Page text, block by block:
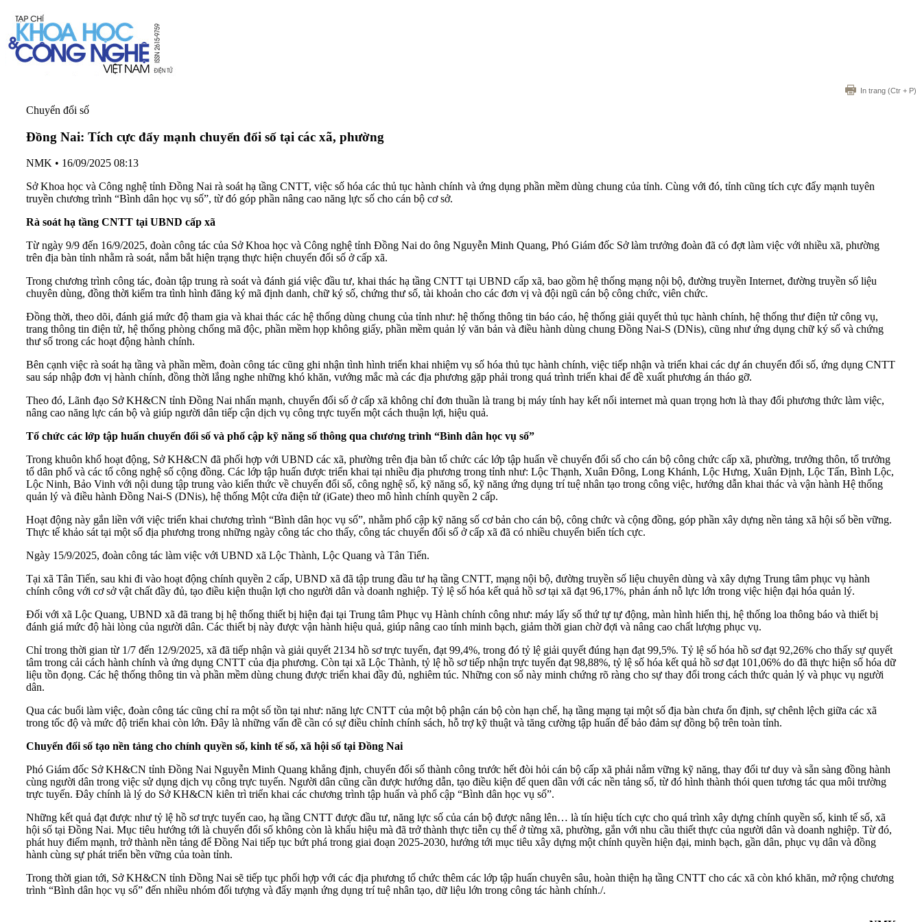
In trang (Ctr + P)
Chuyển đổi số
Đồng Nai: Tích cực đẩy mạnh chuyển đổi số tại các xã, phường
NMK • 16/09/2025 08:13
Sở Khoa học và Công nghệ tỉnh Đồng Nai rà soát hạ tầng CNTT, việc số hóa các thủ tục hành chính và ứng dụng phần mềm dùng chung của tỉnh. Cùng với đó, tỉnh cũng tích cực đẩy mạnh tuyên
truyền chương trình “Bình dân học vụ số”, từ đó góp phần nâng cao năng lực số cho cán bộ cơ sở.
Rà soát hạ tầng CNTT tại UBND cấp xã
Từ ngày 9/9 đến 16/9/2025, đoàn công tác của Sở Khoa học và Công nghệ tỉnh Đồng Nai do ông Nguyễn Minh Quang, Phó Giám đốc Sở làm trưởng đoàn đã có đợt làm việc với nhiều xã, phường
trên địa bàn tỉnh nhằm rà soát, nắm bắt hiện trạng thực hiện chuyển đổi số ở cấp xã.
Trong chương trình công tác, đoàn tập trung rà soát và đánh giá việc đầu tư, khai thác hạ tầng CNTT tại UBND cấp xã, bao gồm hệ thống mạng nội bộ, đường truyền Internet, đường truyền số liệu
chuyên dùng, đồng thời kiểm tra tình hình đăng ký mã định danh, chữ ký số, chứng thư số, tài khoản cho các đơn vị và đội ngũ cán bộ công chức, viên chức.
Đồng thời, theo dõi, đánh giá mức độ tham gia và khai thác các hệ thống dùng chung của tỉnh như: hệ thống thông tin báo cáo, hệ thống giải quyết thủ tục hành chính, hệ thống thư điện tử công vụ,
trang thông tin điện tử, hệ thống phòng chống mã độc, phần mềm họp không giấy, phần mềm quản lý văn bản và điều hành dùng chung Đồng Nai-S (DNis), cũng như ứng dụng chữ ký số và chứng
thư số trong các hoạt động hành chính.
Bên cạnh việc rà soát hạ tầng và phần mềm, đoàn công tác cũng ghi nhận tình hình triển khai nhiệm vụ số hóa thủ tục hành chính, việc tiếp nhận và triển khai các dự án chuyển đổi số, ứng dụng CNTT
sau sáp nhập đơn vị hành chính, đồng thời lắng nghe những khó khăn, vướng mắc mà các địa phương gặp phải trong quá trình triển khai để đề xuất phương án tháo gỡ.
Theo đó, Lãnh đạo Sở KH&CN tỉnh Đồng Nai nhấn mạnh, chuyển đổi số ở cấp xã không chỉ đơn thuần là trang bị máy tính hay kết nối internet mà quan trọng hơn là thay đổi phương thức làm việc,
nâng cao năng lực cán bộ và giúp người dân tiếp cận dịch vụ công trực tuyến một cách thuận lợi, hiệu quả.
Tổ chức các lớp tập huấn chuyển đổi số và phổ cập kỹ năng số thông qua chương trình “Bình dân học vụ số”
Trong khuôn khổ hoạt động, Sở KH&CN đã phối hợp với UBND các xã, phường trên địa bàn tổ chức các lớp tập huấn về chuyển đổi số cho cán bộ công chức cấp xã, phường, trưởng thôn, tổ trưởng
tổ dân phố và các tổ công nghệ số cộng đồng. Các lớp tập huấn được triển khai tại nhiều địa phương trong tỉnh như: Lộc Thạnh, Xuân Đông, Long Khánh, Lộc Hưng, Xuân Định, Lộc Tấn, Bình Lộc,
Lộc Ninh, Bảo Vinh với nội dung tập trung vào kiến thức về chuyển đổi số, công nghệ số, kỹ năng số, kỹ năng ứng dụng trí tuệ nhân tạo trong công việc, hướng dẫn khai thác và vận hành Hệ thống
quản lý và điều hành Đồng Nai-S (DNis), hệ thống Một cửa điện tử (iGate) theo mô hình chính quyền 2 cấp.
Hoạt động này gắn liền với việc triển khai chương trình “Bình dân học vụ số”, nhằm phổ cập kỹ năng số cơ bản cho cán bộ, công chức và cộng đồng, góp phần xây dựng nền tảng xã hội số bền vững.
Thực tế khảo sát tại một số địa phương trong những ngày công tác cho thấy, công tác chuyển đổi số ở cấp xã đã có nhiều chuyển biến tích cực.
Ngày 15/9/2025, đoàn công tác làm việc với UBND xã Lộc Thành, Lộc Quang và Tân Tiến.
Tại xã Tân Tiến, sau khi đi vào hoạt động chính quyền 2 cấp, UBND xã đã tập trung đầu tư hạ tầng CNTT, mạng nội bộ, đường truyền số liệu chuyên dùng và xây dựng Trung tâm phục vụ hành
chính công với cơ sở vật chất đầy đủ, tạo điều kiện thuận lợi cho người dân và doanh nghiệp. Tỷ lệ số hóa kết quả hồ sơ tại xã đạt 96,17%, phản ánh nỗ lực lớn trong việc hiện đại hóa quản lý.
Đối với xã Lộc Quang, UBND xã đã trang bị hệ thống thiết bị hiện đại tại Trung tâm Phục vụ Hành chính công như: máy lấy số thứ tự tự động, màn hình hiển thị, hệ thống loa thông báo và thiết bị
đánh giá mức độ hài lòng của người dân. Các thiết bị này được vận hành hiệu quả, giúp nâng cao tính minh bạch, giảm thời gian chờ đợi và nâng cao chất lượng phục vụ.
Chỉ trong thời gian từ 1/7 đến 12/9/2025, xã đã tiếp nhận và giải quyết 2134 hồ sơ trực tuyến, đạt 99,4%, trong đó tỷ lệ giải quyết đúng hạn đạt 99,5%. Tỷ lệ số hóa hồ sơ đạt 92,26% cho thấy sự quyết
tâm trong cải cách hành chính và ứng dụng CNTT của địa phương. Còn tại xã Lộc Thành, tỷ lệ hồ sơ tiếp nhận trực tuyến đạt 98,88%, tỷ lệ số hóa kết quả hồ sơ đạt 101,06% do đã thực hiện số hóa dữ
liệu tồn đọng. Các hệ thống thông tin và phần mềm dùng chung được triển khai đầy đủ, nghiêm túc. Những con số này minh chứng rõ ràng cho sự thay đổi trong cách thức quản lý và phục vụ người
dân.
Qua các buổi làm việc, đoàn công tác cũng chỉ ra một số tồn tại như: năng lực CNTT của một bộ phận cán bộ còn hạn chế, hạ tầng mạng tại một số địa bàn chưa ổn định, sự chênh lệch giữa các xã
trong tốc độ và mức độ triển khai còn lớn. Đây là những vấn đề cần có sự điều chỉnh chính sách, hỗ trợ kỹ thuật và tăng cường tập huấn để bảo đảm sự đồng bộ trên toàn tỉnh.
Chuyển đổi số tạo nền tảng cho chính quyền số, kinh tế số, xã hội số tại Đồng Nai
Phó Giám đốc Sở KH&CN tỉnh Đồng Nai Nguyễn Minh Quang khẳng định, chuyển đổi số thành công trước hết đòi hỏi cán bộ cấp xã phải nắm vững kỹ năng, thay đổi tư duy và sẵn sàng đồng hành
cùng người dân trong việc sử dụng dịch vụ công trực tuyến. Người dân cũng cần được hướng dẫn, tạo điều kiện để quen dần với các nền tảng số, từ đó hình thành thói quen tương tác qua môi trường
trực tuyến. Đây chính là lý do Sở KH&CN kiên trì triển khai các chương trình tập huấn và phổ cập “Bình dân học vụ số”.
Những kết quả đạt được như tỷ lệ hồ sơ trực tuyến cao, hạ tầng CNTT được đầu tư, năng lực số của cán bộ được nâng lên… là tín hiệu tích cực cho quá trình xây dựng chính quyền số, kinh tế số, xã
hội số tại Đồng Nai. Mục tiêu hướng tới là chuyển đổi số không còn là khẩu hiệu mà đã trở thành thực tiễn cụ thể ở từng xã, phường, gắn với nhu cầu thiết thực của người dân và doanh nghiệp. Từ đó,
phát huy điểm mạnh, trở thành nền tảng để Đồng Nai tiếp tục bứt phá trong giai đoạn 2025-2030, hướng tới mục tiêu xây dựng một chính quyền hiện đại, minh bạch, gần dân, phục vụ dân và đồng
hành cùng sự phát triển bền vững của toàn tỉnh.
Trong thời gian tới, Sở KH&CN tỉnh Đồng Nai sẽ tiếp tục phối hợp với các địa phương tổ chức thêm các lớp tập huấn chuyên sâu, hoàn thiện hạ tầng CNTT cho các xã còn khó khăn, mở rộng chương
trình “Bình dân học vụ số” đến nhiều nhóm đối tượng và đẩy mạnh ứng dụng trí tuệ nhân tạo, dữ liệu lớn trong công tác hành chính./.